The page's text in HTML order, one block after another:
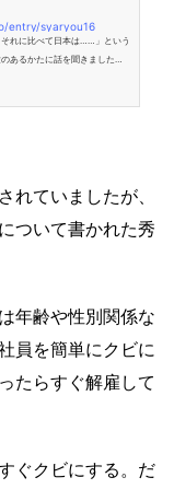
entry/syaryou16
れに比べて日本は……」という
あるかたに話を聞きました。
ていましたが、
ついて書かれた秀
年齢や性別関係な
員を簡単にクビに
たらすぐ解雇して
ぐクビにする。だ